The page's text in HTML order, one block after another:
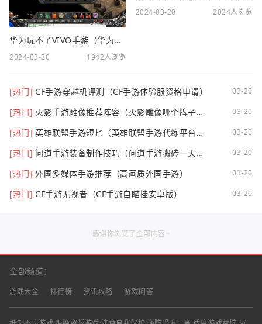
华为玩不了VIVO手游（华为玩不了VIVO手游怎么办）
2024-03-20 1942人浏览
2024-03-20 2024人浏览
[热门] CF手游穿越机评测（CF手游体验服资格申请） 03-20
[热门] 火影手游雕像推荐阵容（火影雕像哪个牌子
03-20
[热门] 英雄联盟手游短匕（英雄联盟手游代练平台哪
03-20
[热门] 问道手游装备制作技巧（问道手游搬砖一天可
03-20
[热门] 外国多媒体手游推荐（高画质外国手游） 03-20
[热门] CF手游无视者（CF手游自瞄挂安卓版） 03-20
感谢你浏览了全部内容~
全部频道：
游戏大全 排行榜 资讯攻略 游戏问答